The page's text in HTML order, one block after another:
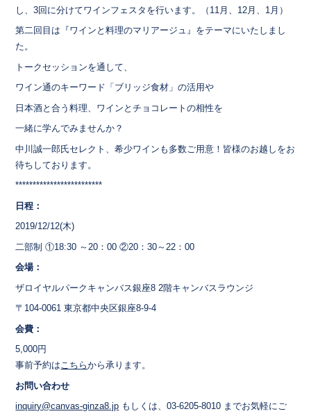
し、3回に分けてワインフェスタを行います。（11月、12月、1月）
第二回目は『ワインと料理のマリアージュ』をテーマにいたしまし
た。
トークセッションを通して、
ワイン通のキーワード「ブリッジ食材」の活用や
日本酒と合う料理、ワインとチョコレートの相性を
一緒に学んでみませんか？
中川誠一郎氏セレクト、希少ワインも多数ご用意！皆様のお越しをお
待ちしております。
*************************
日程：
2019/12/12(木)
二部制 ①18:30 ～20：00 ②20：30～22：00
会場：
ザロイヤルパークキャンバス銀座8 2階キャンバスラウンジ
〒104-0061 東京都中央区銀座8-9-4
会費：
5,000円
事前予約はこちらから承ります。
お問い合わせ
inquiry@canvas-ginza8.jp もしくは、03-6205-8010 までお気軽にご